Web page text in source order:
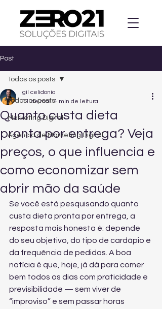
Post
Todos os posts
Marketing Digital
Agencia de Marketing Digital
Todos os posts
Quanto custa dieta
pronta por entrega? Veja
preços, o que influencia e
como economizar sem
abrir mão da saúde
gil celidonio
11 de mai. 4 min de leitura
Se você está pesquisando quanto
custa dieta pronta por entrega, a
resposta mais honesta é: depende
do seu objetivo, do tipo de cardápio e
da frequência de pedidos. A boa
notícia é que, hoje, já dá para comer
bem todos os dias com praticidade e
previsibilidade — sem viver de
“improviso” e sem passar horas